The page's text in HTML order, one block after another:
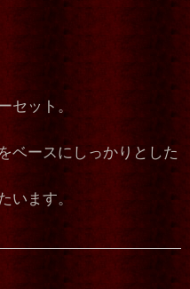
セット。
ベースにしっかりとした
います。